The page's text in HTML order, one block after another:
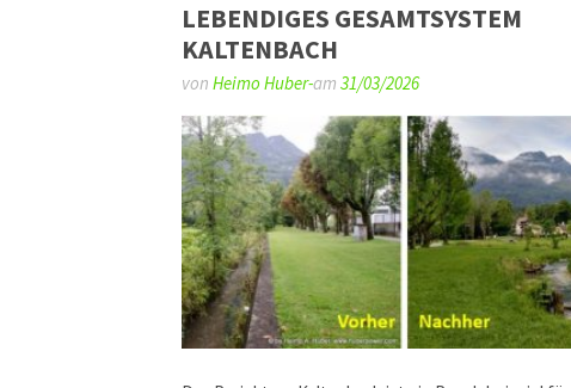
LEBENDIGES GESAMTSYSTEM
KALTENBACH
von Heimo Huber-am 31/03/2026